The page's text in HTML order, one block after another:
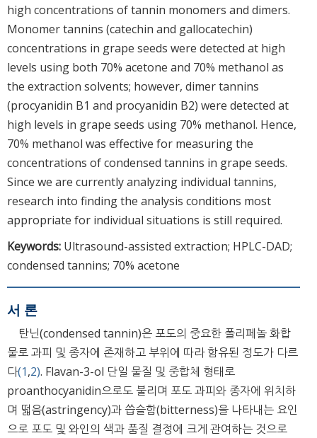
high concentrations of tannin monomers and dimers.
Monomer tannins (catechin and gallocatechin)
concentrations in grape seeds were detected at high
levels using both 70% acetone and 70% methanol as
the extraction solvents; however, dimer tannins
(procyanidin B1 and procyanidin B2) were detected at
high levels in grape seeds using 70% methanol. Hence,
70% methanol was effective for measuring the
concentrations of condensed tannins in grape seeds.
Since we are currently analyzing individual tannins,
research into finding the analysis conditions most
appropriate for individual situations is still required.
Keywords: Ultrasound-assisted extraction; HPLC-DAD;
condensed tannins; 70% acetone
서 론
탄닌(condensed tannin)은 포도의 중요한 폴리페놀 화합
물로 과피 및 종자에 존재하고 부위에 따라 함유된 정도가 다르
다(1,2). Flavan-3-ol 단일 물질 및 중합체 형태로
proanthocyanidin으로도 불리며 포도 과피와 종자에 위치하
며 떫음(astringency)과 씁슬함(bitterness)을 나타내는 요인
으로 포도 및 와인의 색과 품질 결정에 크게 관여하는 것으로